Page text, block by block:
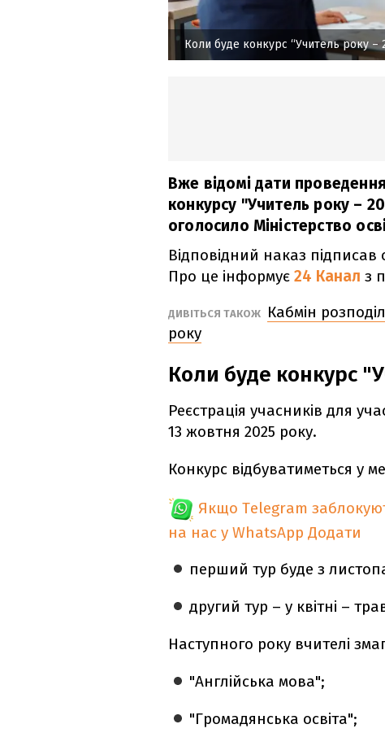
Коли буде конкурс “Учитель року –
Вже відомі дати проведення
конкурсу "Учитель року –
оголосило Міністерство
Відповідний наказ підписав
Про це інформує 24 Канал з
ДИВІТЬСЯ ТАКОЖ
Кабмін
року
Коли буде конкурс
Реєстрація учасників для
13 жовтня 2025 року.
Конкурс відбуватиметься у
Якщо Telegram
на нас у WhatsApp Додати
перший тур буде з
другий тур – у квітні –
Наступного року вчителі
"Англійська мова";
"Громадянська освіта";